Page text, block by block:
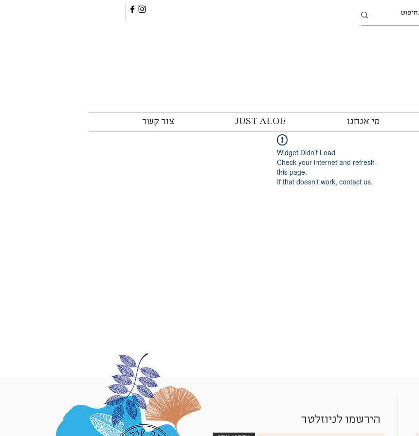
מי אנחנו JUST ALOE צור קשר
Widget Didn’t Load
Check your internet and refresh
this page.
If that doesn’t work, contact us.
הירשמו לניוזלטר